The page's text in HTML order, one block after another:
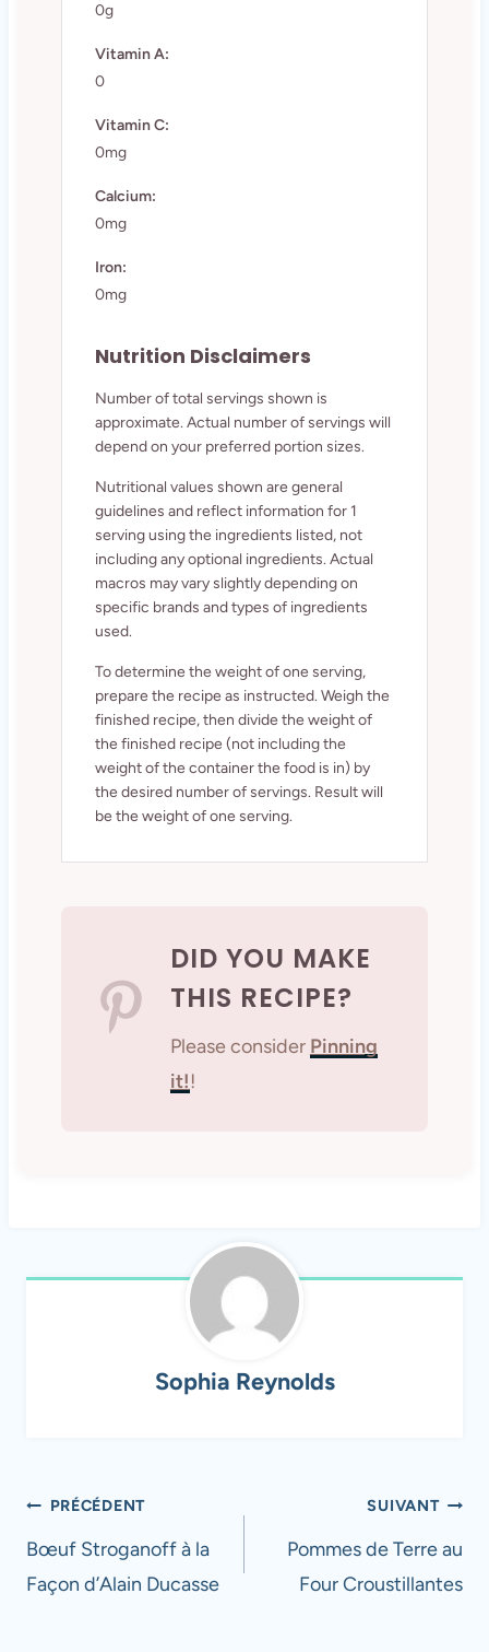
0g
Vitamin A:
0
Vitamin C:
0mg
Calcium:
0mg
Iron:
0mg
Nutrition Disclaimers
Number of total servings shown is
approximate. Actual number of servings will
depend on your preferred portion sizes.
Nutritional values shown are general
guidelines and reflect information for 1
serving using the ingredients listed, not
including any optional ingredients. Actual
macros may vary slightly depending on
specific brands and types of ingredients
used.
To determine the weight of one serving,
prepare the recipe as instructed. Weigh the
finished recipe, then divide the weight of
the finished recipe (not including the
weight of the container the food is in) by
the desired number of servings. Result will
be the weight of one serving.
DID YOU MAKE
THIS RECIPE?
Please consider Pinning
it!!
Sophia Reynolds
Navigation
de
l’article
PRÉCÉDENT
Bœuf Stroganoff à la
Façon d’Alain Ducasse
SUIVANT
Pommes de Terre au
Four Croustillantes